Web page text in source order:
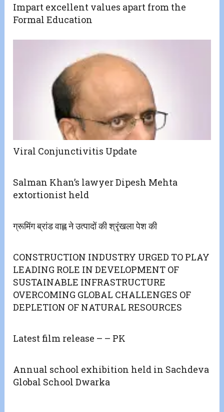
Impart excellent values apart from the
Formal Education
Viral Conjunctivitis Update
Salman Khan’s lawyer Dipesh Mehta
extortionist held
ग्रूमिंग ब्रांड वाह्ल ने उत्पादों की श्रृंखला पेश की
CONSTRUCTION INDUSTRY URGED TO PLAY
LEADING ROLE IN DEVELOPMENT OF
SUSTAINABLE INFRASTRUCTURE
OVERCOMING GLOBAL CHALLENGES OF
DEPLETION OF NATURAL RESOURCES
Latest film release – – PK
Annual school exhibition held in Sachdeva
Global School Dwarka